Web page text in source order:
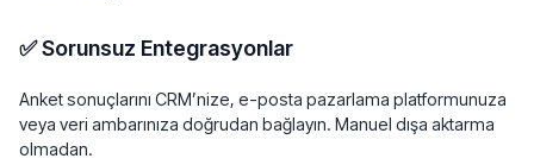
✅ Sorunsuz Entegrasyonlar
Anket sonuçlarını CRM’nize, e-posta pazarlama platformunuza
veya veri ambarınıza doğrudan bağlayın. Manuel dışa aktarma
olmadan.